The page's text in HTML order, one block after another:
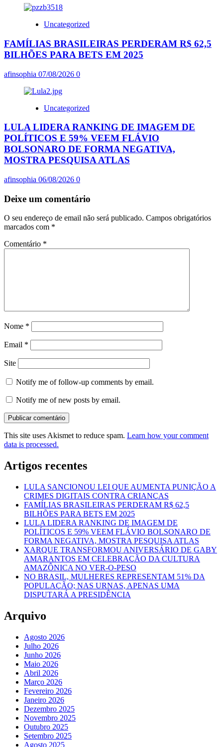
Uncategorized
FAMÍLIAS BRASILEIRAS PERDERAM R$ 62,5
BILHÕES PARA BETS EM 2025
afinsophia 07/08/2026 0
Uncategorized
LULA LIDERA RANKING DE IMAGEM DE
POLÍTICOS E 59% VEEM FLÁVIO
BOLSONARO DE FORMA NEGATIVA,
MOSTRA PESQUISA ATLAS
afinsophia 06/08/2026 0
Deixe um comentário
O seu endereço de email não será publicado. Campos obrigatórios
marcados com *
Comentário *
Nome *
Email *
Site
Notify me of follow-up comments by email.
Notify me of new posts by email.
This site uses Akismet to reduce spam. Learn how your comment
data is processed.
Artigos recentes
LULA SANCIONOU LEI QUE AUMENTA PUNIÇÃO A
CRIMES DIGITAIS CONTRA CRIANÇAS
FAMÍLIAS BRASILEIRAS PERDERAM R$ 62,5
BILHÕES PARA BETS EM 2025
LULA LIDERA RANKING DE IMAGEM DE
POLÍTICOS E 59% VEEM FLÁVIO BOLSONARO DE
FORMA NEGATIVA, MOSTRA PESQUISA ATLAS
XARQUE TRANSFORMOU ANIVERSÁRIO DE GABY
AMARANTOS EM CELEBRAÇÃO DA CULTURA
AMAZÔNICA NO VER-O-PESO
NO BRASIL, MULHERES REPRESENTAM 51% DA
POPULAÇÃO; NAS URNAS, APENAS UMA
DISPUTARÁ A PRESIDÊNCIA
Arquivo
Agosto 2026
Julho 2026
Junho 2026
Maio 2026
Abril 2026
Março 2026
Fevereiro 2026
Janeiro 2026
Dezembro 2025
Novembro 2025
Outubro 2025
Setembro 2025
Agosto 2025